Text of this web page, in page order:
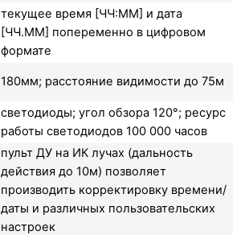
текущее время [ЧЧ:ММ] и дата
[ЧЧ.ММ] попеременно в цифровом
формате
180мм; расстояние видимости до 75м
светодиоды; угол обзора 120°; ресурс
работы светодиодов 100 000 часов
пульт ДУ на ИК лучах (дальность
действия до 10м) позволяет
производить корректировку времени/
даты и различных пользовательских
настроек